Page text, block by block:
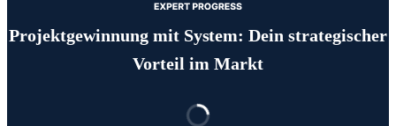
Projektgewinnung mit System: Dein strategischer
Vorteil im Markt